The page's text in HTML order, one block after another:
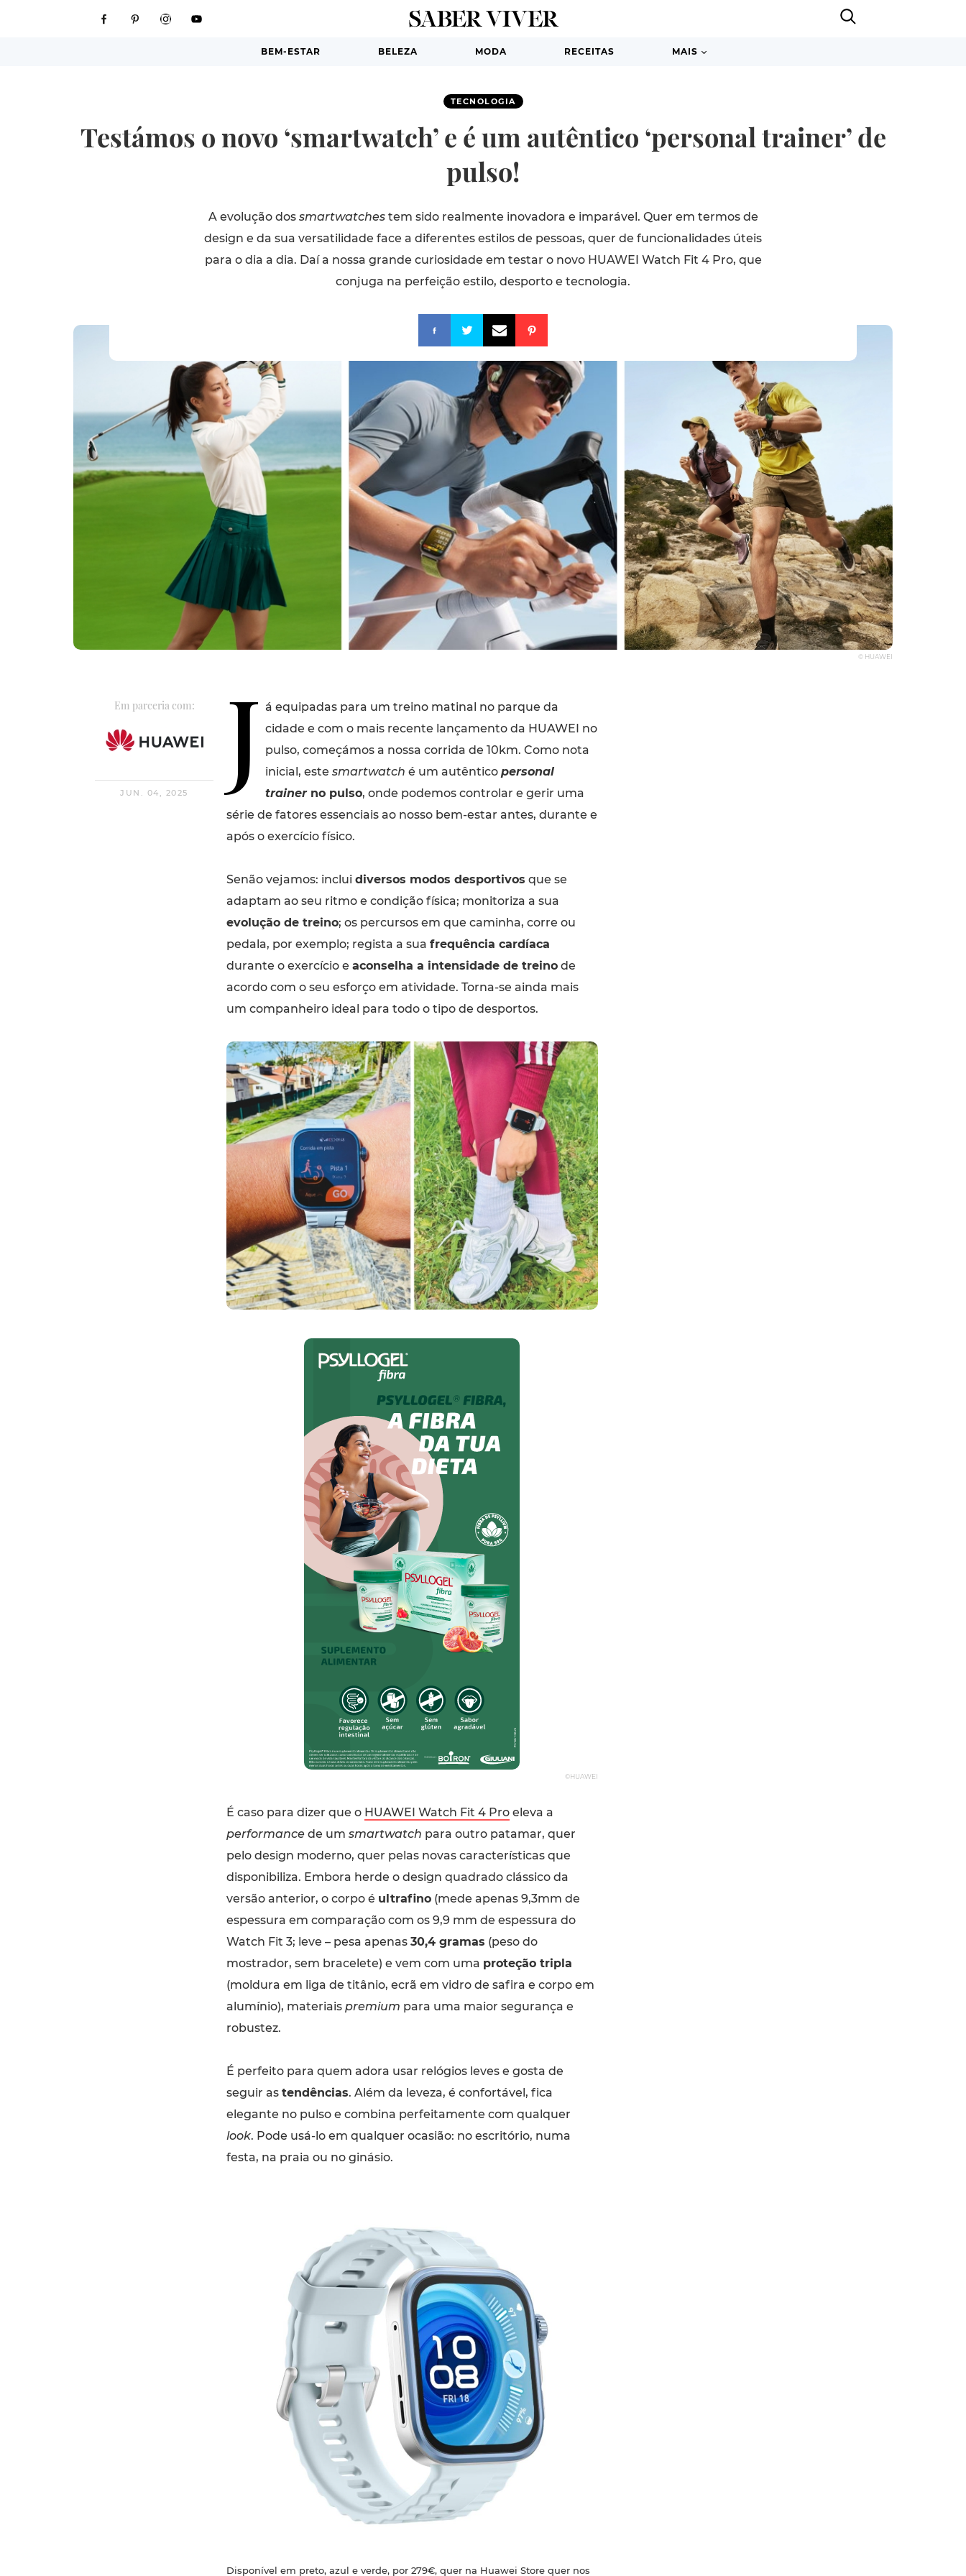
BEM-ESTAR BELEZA MODA RECEITAS MAIS
TECNOLOGIA
Testámos o novo ‘smartwatch’ e é um autêntico ‘personal trainer’ de
pulso!
A evolução dos smartwatchestem sido realmente inovadora e imparável. Quer em termos de
design e da sua versatilidade face a diferentes estilos de pessoas, quer de funcionalidades úteis
para o dia a dia. Daí a nossa grande curiosidade em testar o novo HUAWEI Watch Fit 4 Pro, que
conjuga na perfeição estilo, desporto e tecnologia.
© HUAWEI
Em parceria com:
JUN. 04, 2025 J á equipadas para um treino matinal no parque da
cidade e com o mais recente lançamento da HUAWEI no
pulso, começámos a nossa corrida de 10km. Como nota
inicial, este smartwatch é um autêntico personal
trainerno pulso, onde podemos controlar e gerir uma
série de fatores essenciais ao nosso bem-estar antes, durante e
após o exercício físico.
Senão vejamos: inclui diversos modos desportivos que se
adaptam ao seu ritmo e condição física; monitoriza a sua
evolução de treino; os percursos em que caminha, corre ou
pedala, por exemplo; regista a sua frequência cardíaca
durante o exercício e aconselha a intensidade de treinode
acordo com o seu esforço em atividade. Torna-se ainda mais
um companheiro ideal para todo o tipo de desportos.
©HUAWEI
É caso para dizer que o HUAWEI Watch Fit 4 Proeleva a
performancede um smartwatch para outro patamar, quer
pelo design moderno, quer pelas novas características que
disponibiliza. Embora herde o design quadrado clássico da
versão anterior, o corpo é ultrafino(mede apenas 9,3mm de
espessura em comparação com os 9,9 mm de espessura do
Watch Fit 3; leve – pesa apenas 30,4 gramas (peso do
mostrador, sem bracelete) e vem com uma proteção tripla
(moldura em liga de titânio, ecrã em vidro de safira e corpo em
alumínio), materiais premium para uma maior segurança e
robustez.
É perfeito para quem adora usar relógios leves e gosta de
seguir as tendências. Além da leveza, é confortável, fica
elegante no pulso e combina perfeitamente com qualquer
look. Pode usá-lo em qualquer ocasião: no escritório, numa
festa, na praia ou no ginásio.
Disponível em preto, azul e verde, por 279€, quer na Huawei Store quer nos